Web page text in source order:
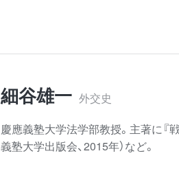
細谷雄一 外交史
慶應義塾大学法学部教授。主著に『
義塾大学出版会、2015年）など。